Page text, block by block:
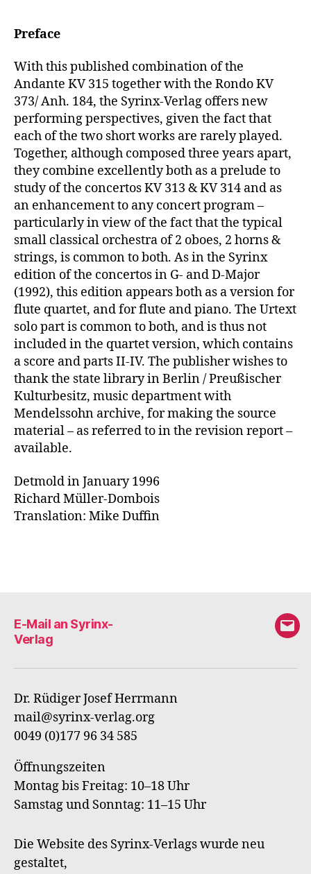
Preface
With this published combination of the
Andante KV 315 together with the Rondo KV
373/ Anh. 184, the Syrinx-Verlag offers new
performing perspectives, given the fact that
each of the two short works are rarely played.
Together, although composed three years apart,
they combine excellently both as a prelude to
study of the concertos KV 313 & KV 314 and as
an enhancement to any concert program –
particularly in view of the fact that the typical
small classical orchestra of 2 oboes, 2 horns &
strings, is common to both. As in the Syrinx
edition of the concertos in G- and D-Major
(1992), this edition appears both as a version for
flute quartet, and for flute and piano. The Urtext
solo part is common to both, and is thus not
included in the quartet version, which contains
a score and parts II-IV. The publisher wishes to
thank the state library in Berlin / Preußischer
Kulturbesitz, music department with
Mendelssohn archive, for making the source
material – as referred to in the revision report –
available.
Detmold in January 1996
Richard Müller-Dombois
Translation: Mike Duffin
E-Mail an Syrinx-
Verlag
E-
an
Dr. Rüdiger Josef Herrmann
mail@syrinx-verlag.org
0049 (0)177 96 34 585
Öffnungszeiten
Montag bis Freitag: 10–18 Uhr
Samstag und Sonntag: 11–15 Uhr
Die Website des Syrinx-Verlags wurde neu
gestaltet,